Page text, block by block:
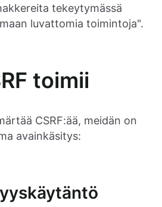
tekeytymässä
luvattomia toimintoja".
toimii
CSRF:ää, meidän on
avainkäsitys: